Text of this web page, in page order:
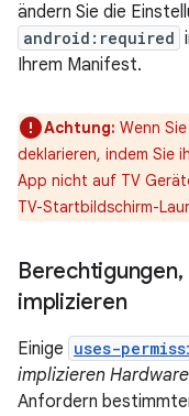
ändern Sie die
android:required
Ihrem Manifest.
Achtung: Wenn
deklarieren, indem Sie
App nicht auf TV
TV-Startbildschirm-
Berechtigungen,
implizieren
Einige uses-
implizieren
Anfordern